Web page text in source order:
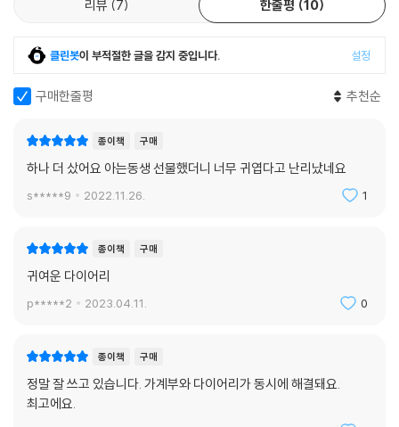
리뷰 7 한줄평 10
클린봇이 부적절한 글을 감지 중입니다. 설정
구매한줄평 추천순
종이책 구매
하나 더 샀어요 아는동생 선물했더니 너무 귀엽다고 난리났네요
s*****9 2022.11.26. 1
종이책 구매
귀여운 다이어리
p*****2 2023.04.11. 0
종이책 구매
정말 잘 쓰고 있습니다. 가계부와 다이어리가 동시에 해결돼요.
최고에요.